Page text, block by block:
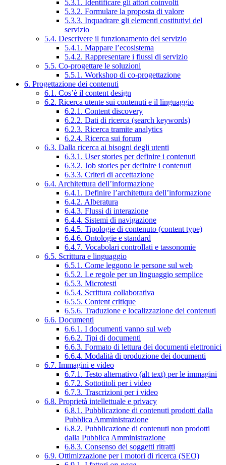
5.3.1. Identificare gli attori coinvolti
5.3.2. Formulare la proposta di valore
5.3.3. Inquadrare gli elementi costitutivi del
servizio
5.4. Descrivere il funzionamento del servizio
5.4.1. Mappare l’ecosistema
5.4.2. Rappresentare i flussi di servizio
5.5. Co-progettare le soluzioni
5.5.1. Workshop di co-progettazione
6. Progettazione dei contenuti
6.1. Cos’è il content design
6.2. Ricerca utente sui contenuti e il linguaggio
6.2.1. Content discovery
6.2.2. Dati di ricerca (search keywords)
6.2.3. Ricerca tramite analytics
6.2.4. Ricerca sui forum
6.3. Dalla ricerca ai bisogni degli utenti
6.3.1. User stories per definire i contenuti
6.3.2. Job stories per definire i contenuti
6.3.3. Criteri di accettazione
6.4. Architettura dell’informazione
6.4.1. Definire l’architettura dell’informazione
6.4.2. Alberatura
6.4.3. Flussi di interazione
6.4.4. Sistemi di navigazione
6.4.5. Tipologie di contenuto (content type)
6.4.6. Ontologie e standard
6.4.7. Vocabolari controllati e tassonomie
6.5. Scrittura e linguaggio
6.5.1. Come leggono le persone sul web
6.5.2. Le regole per un linguaggio semplice
6.5.3. Microtesti
6.5.4. Scrittura collaborativa
6.5.5. Content critique
6.5.6. Traduzione e localizzazione dei contenuti
6.6. Documenti
6.6.1. I documenti vanno sul web
6.6.2. Tipi di documenti
6.6.3. Formato di lettura dei documenti elettronici
6.6.4. Modalità di produzione dei documenti
6.7. Immagini e video
6.7.1. Testo alternativo (alt text) per le immagini
6.7.2. Sottotitoli per i video
6.7.3. Trascrizioni per i video
6.8. Proprietà intellettuale e privacy
6.8.1. Pubblicazione di contenuti prodotti dalla
Pubblica Amministrazione
6.8.2. Pubblicazione di contenuti non prodotti
dalla Pubblica Amministrazione
6.8.3. Consenso dei soggetti ritratti
6.9. Ottimizzazione per i motori di ricerca (SEO)